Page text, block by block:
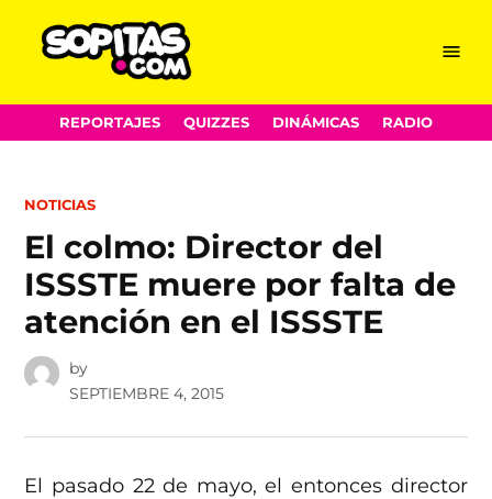
Skip
to
Menu
REPORTAJES QUIZZES DINÁMICAS RADIO
POSTED
NOTICIAS
El colmo: Director del
ISSSTE muere por falta de
atención en el ISSSTE
by
SEPTIEMBRE 4, 2015
El pasado 22 de mayo, el entonces director